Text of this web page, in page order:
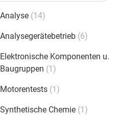
Analyse (14)
Analysegerätebetrieb (6)
Elektronische Komponenten u.
Baugruppen (1)
Motorentests (1)
Synthetische Chemie (1)